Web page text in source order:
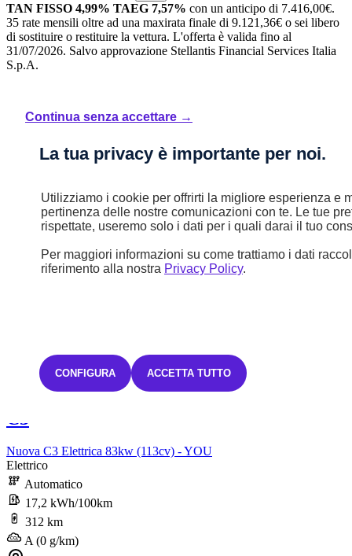
TAN FISSO 4,99% TAEG 7,57% con un anticipo di 7.416,00€.
35 rate mensili oltre ad una maxirata finale di 9.121,36€ o sei libero
di sostituire o restituire la vettura. L'offerta è valida fino al
31/07/2026. Salvo approvazione Stellantis Financial Services Italia
S.p.A.
Nuovo
C3
Nuova C3 Elettrica 83kw (113cv) - YOU
Elettrico
Automatico
17,2 kWh/100km
312 km
A (0 g/km)
Continua senza accettare →
La tua privacy è importante per noi.
Utilizziamo i cookie per offrirti la migliore esperienza e
pertinenza delle nostre comunicazioni con te. Le tue
rispettate, useremo solo i dati per i quali darai il tuo
Per maggiori informazioni su come trattiamo i dati
riferimento alla nostra Privacy Policy.
CONFIGURA ACCETTA TUTTO